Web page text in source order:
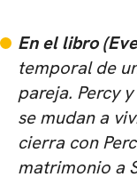
En el libro (
temporal de
pareja. Percy
se mudan a
cierra con
matrimonio a